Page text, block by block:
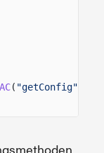
( "getConfig"